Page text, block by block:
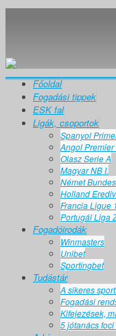
Főoldal
Fogadási tippek
ESK fal
Ligák, csoportok
Spanyol
Angol
Olasz Serie A
Magyar NB I.
Német
Holland
Francia Ligue
Portugál Liga
Fogadóirodák
Winmasters
Unibet
Sportingbet
Tudástár
A sikeres
Fogadási
Kifejezések,
5 jótanács